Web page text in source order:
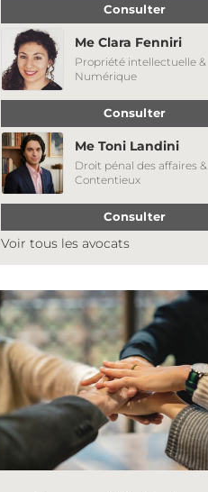
Consulter
Me Clara Fenniri
Propriété intellectuelle &
Numérique
Consulter
Me Toni Landini
Droit pénal des affaires &
Contentieux
Consulter
Voir tous les avocats